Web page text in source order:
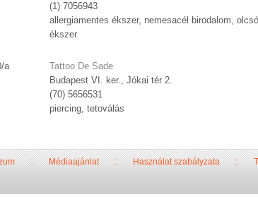
a
(1) 7056943
allergiamentes ékszer, nemesacél birodalom, olcsó
ékszer
Tattoo De Sade
Budapest VI. ker., Jókai tér 2.
(70) 5656531
piercing, tetoválás
::Médiaajánlat::Használat szabályzata::